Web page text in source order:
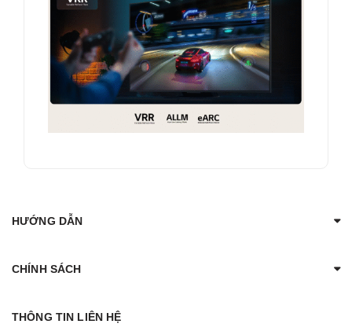
HƯỚNG DẪN
CHÍNH SÁCH
THÔNG TIN LIÊN HỆ